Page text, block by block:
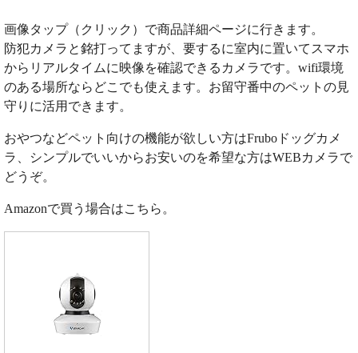
画像タップ（クリック）で商品詳細ページに行きます。
防犯カメラと銘打ってますが、要するに室内に置いてスマホ
からリアルタイムに映像を確認できるカメラです。wifi環境
のある場所ならどこでも使えます。お留守番中のペットの見
守りに活用できます。
おやつなどペット向けの機能が欲しい方はFruboドッグカメ
ラ、シンプルでいいからお安いのを希望な方はWEBカメラで
どうぞ。
Amazonで買う場合はこちら。